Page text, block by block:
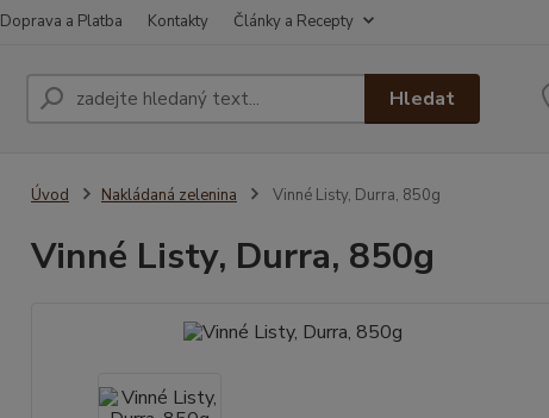
Doprava a Platba Kontakty Články a Recepty
Hledat
Úvod Nakládaná zelenina Vinné Listy, Durra, 850g
Vinné Listy, Durra, 850g